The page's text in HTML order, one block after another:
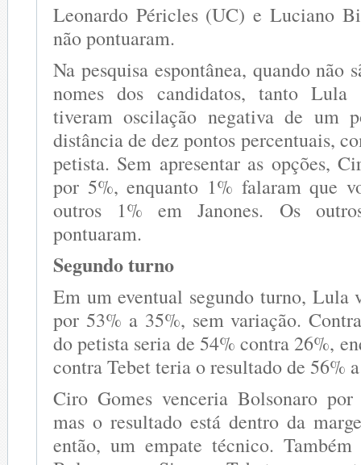
Leonardo Péricles (UC) e Luciano
não pontuaram.
Na pesquisa espontânea, quando não
nomes dos candidatos, tanto Lula
tiveram oscilação negativa de um
distância de dez pontos percentuais,
petista. Sem apresentar as opções,
por 5%, enquanto 1% falaram que
outros 1% em Janones. Os
pontuaram.
Segundo turno
Em um eventual segundo turno, Lula
por 53% a 35%, sem variação.
do petista seria de 54% contra 26%,
contra Tebet teria o resultado de 56%
Ciro Gomes venceria Bolsonaro
mas o resultado está dentro da
então, um empate técnico.